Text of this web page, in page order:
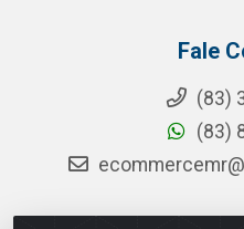
Fale
(83)
(83)